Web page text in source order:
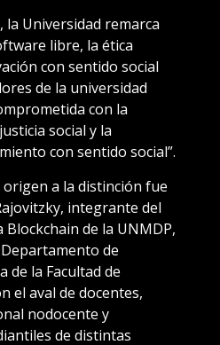
la Universidad remarca
libre, la ética
con sentido social
de la universidad
con la
social y la
con sentido social”.
origen a la distinción fue
integrante del
de la UNMDP,
de
de la Facultad de
el aval de docentes,
nodocente y
de distintas